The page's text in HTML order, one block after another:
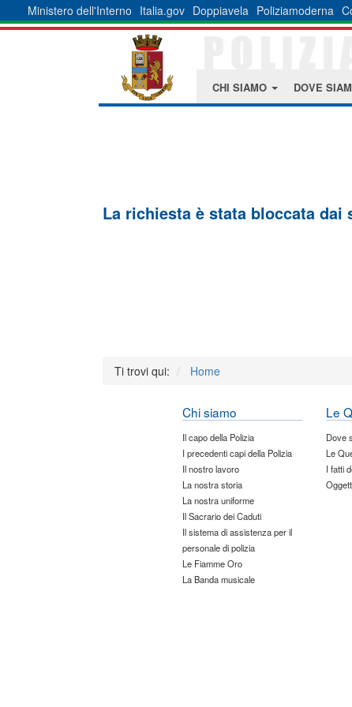
Ministero dell'Interno Italia.gov Doppiavela Poliziamoderna
CHI SIAMO DOVE
La richiesta è stata bloccata
Ti trovi qui: Home
Chi siamo
Il capo della Polizia
I precedenti capi della Polizia
Il nostro lavoro
La nostra storia
La nostra uniforme
Il Sacrario dei Caduti
Il sistema di assistenza per il
personale di polizia
Le Fiamme Oro
La Banda musicale
Le
Dove
Le
I fatti